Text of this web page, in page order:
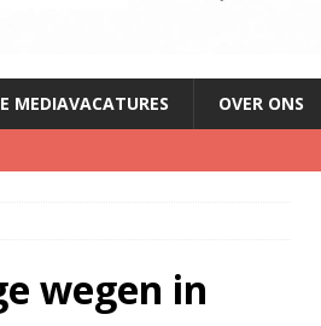
MEDIAVACATURES OVER ONS
nieuw radiotalent steeds kleiner
heeft het ons opgeleverd?’
wegen in